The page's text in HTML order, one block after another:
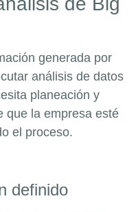
generada por
análisis de datos
planeación y
que la empresa esté
el proceso.
definido